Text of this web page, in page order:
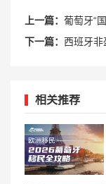
上一篇： 葡萄牙“国
下一篇： 西班牙非盈
相关推荐